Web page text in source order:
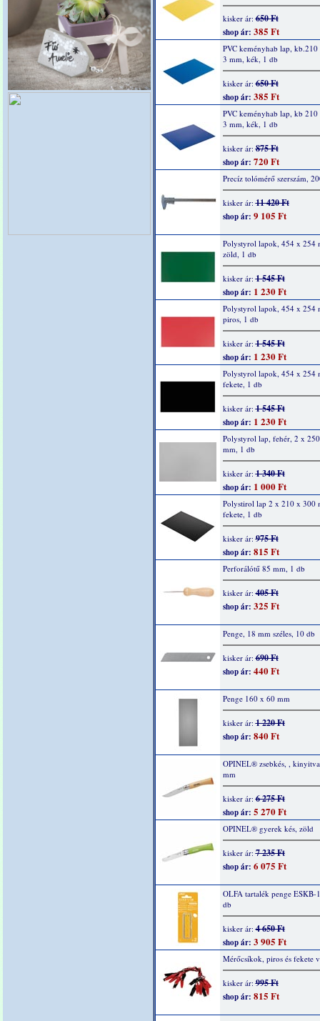
kisker ár:650 Ft
shop ár: 385 Ft
PVC keményhab lap,
3 mm, kék, 1 db
kisker ár:650 Ft
shop ár: 385 Ft
PVC keményhab lap, kb
3 mm, kék, 1 db
kisker ár:875 Ft
shop ár: 720 Ft
Precíz tolómérő szerszám,
kisker ár:11 420 Ft
shop ár: 9 105 Ft
Polystyrol lapok, 454 x 254
zöld, 1 db
kisker ár:1 545 Ft
shop ár: 1 230 Ft
Polystyrol lapok, 454 x 254
piros, 1 db
kisker ár:1 545 Ft
shop ár: 1 230 Ft
Polystyrol lapok, 454 x 254
fekete, 1 db
kisker ár:1 545 Ft
shop ár: 1 230 Ft
Polystyrol lap, fehér, 2 x
mm, 1 db
kisker ár:1 340 Ft
shop ár: 1 000 Ft
Polystirol lap 2 x 210 x 300
fekete, 1 db
kisker ár:975 Ft
shop ár: 815 Ft
Perforálótű 85 mm, 1 db
kisker ár:405 Ft
shop ár: 325 Ft
Penge, 18 mm széles, 10 db
kisker ár:690 Ft
shop ár: 440 Ft
Penge 160 x 60 mm
kisker ár:1 220 Ft
shop ár: 840 Ft
OPINEL® zsebkés, ,
mm
kisker ár:6 275 Ft
shop ár: 5 270 Ft
OPINEL® gyerek kés, zöld
kisker ár:7 235 Ft
shop ár: 6 075 Ft
OLFA tartalék penge ESKB-
db
kisker ár:4 650 Ft
shop ár: 3 905 Ft
Mérőcsíkok, piros és fekete
kisker ár:995 Ft
shop ár: 815 Ft